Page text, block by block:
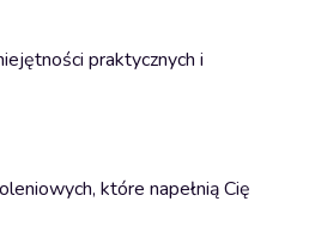
praktycznych i
które napełnią Cię